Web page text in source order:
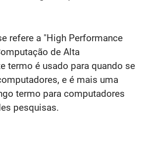
refere a "High Performance
de Alta
termo é usado para quando se
e é mais uma
termo para computadores
pesquisas.